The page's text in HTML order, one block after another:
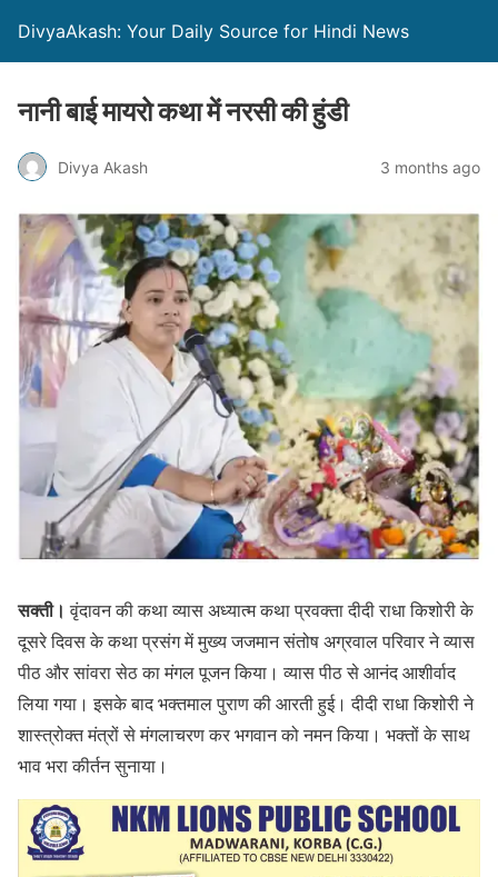
DivyaAkash: Your Daily Source for Hindi News
नानी बाई मायरो कथा में नरसी की हुंडी
Divya Akash 3 months ago
सक्ती। वृंदावन की कथा व्यास अध्यात्म कथा प्रवक्ता दीदी राधा किशोरी के
दूसरे दिवस के कथा प्रसंग में मुख्य जजमान संतोष अग्रवाल परिवार ने व्यास
पीठ और सांवरा सेठ का मंगल पूजन किया। व्यास पीठ से आनंद आशीर्वाद
लिया गया। इसके बाद भक्तमाल पुराण की आरती हुई। दीदी राधा किशोरी ने
शास्त्रोक्त मंत्रों से मंगलाचरण कर भगवान को नमन किया। भक्तों के साथ
भाव भरा कीर्तन सुनाया।